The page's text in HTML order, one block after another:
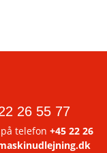
26 55 77
telefon +45 22 26